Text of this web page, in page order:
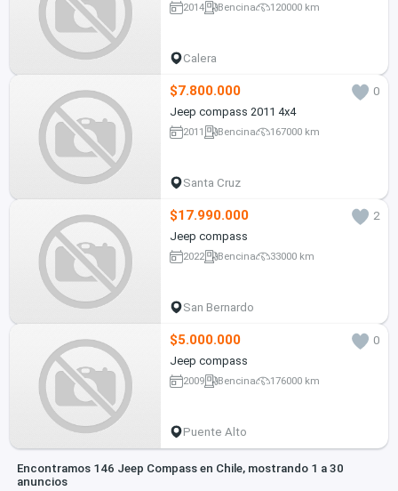
2014 Bencina 120000 km
Calera
$7.800.000
0
Jeep compass 2011 4x4
2011 Bencina 167000 km
Santa Cruz
$17.990.000
2
Jeep compass
2022 Bencina 33000 km
San Bernardo
$5.000.000
0
Jeep compass
2009 Bencina 176000 km
Puente Alto
Encontramos 146 Jeep Compass en Chile, mostrando 1 a 30
anuncios